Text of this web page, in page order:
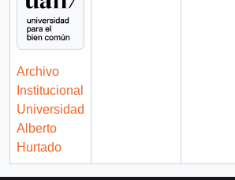
Archivo
Institucional
Universidad
Alberto
Hurtado